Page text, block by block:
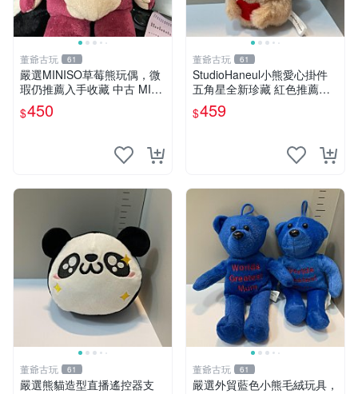
董爺古玩 61
嚴選MINISO草莓熊玩偶，微
瑕仍推薦入手收藏 中古 MINI
SO 草莓熊 玩具 收藏
$450
董爺古玩 61
StudioHaneul小熊愛心掛件
五角星全新珍藏 紅色推薦收
藏 玩具掛飾 掛件 新品
$459
董爺古玩 61
嚴選熊貓造型直播遙控器支
董爺古玩 61
嚴選外貿藍色小熊毛絨玩具，